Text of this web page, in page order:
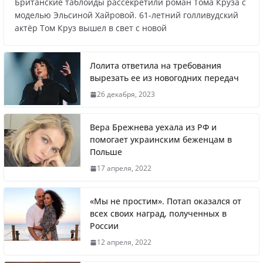
Названы регионы России, где
продолжилась мобилизация
Что заявил многолетний друг Путина
Житель Швеции продал яхту и купил
Вера Брежнева уехала из РФ и помогает
моделью Эльсиной Хайровой. 61-летний голливудский
актёр Том Круз вышел в свет с новой
Лолита ответила на требования
вырезать ее из новогодних передач
26 декабря, 2023
Вера Брежнева уехала из РФ и
помогает украинским беженцам в
Польше
17 апреля, 2022
«Мы не простим». Потап оказался от
всех своих наград, полученных в
России
12 апреля, 2022